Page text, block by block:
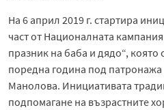
На 6 април 2019 г. стартира
част от Националната
празник на баба и дядо“, която
поредна година под
Манолова. Инициативата
подпомагане на възрастните